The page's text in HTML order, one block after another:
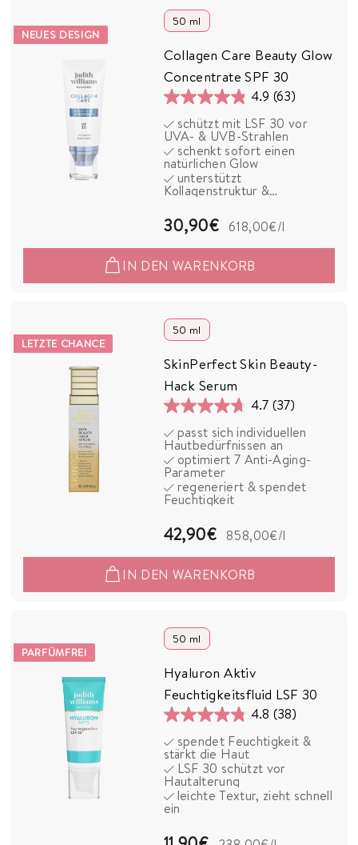
NEUES DESIGN
50 ml
Collagen Care Beauty Glow
Concentrate SPF 30
4.9 (63)
4.9
von
5
Sternen.
63
schützt mit LSF 30 vor
UVA- & UVB-Strahlen
schenkt sofort einen
natürlichen Glow
unterstützt
Kollagenstruktur &
Hautfestigkeit
30,90€3
0
,
618,00€/l
IN DEN WARENKORB
LETZTE CHANCE
50 ml
SkinPerfect Skin Beauty-
Hack Serum
4.7 (37)
4.7
von
5
Sternen.
37
passt sich individuellen
Hautbedürfnissen an
optimiert 7 Anti-Aging-
Parameter
regeneriert & spendet
Feuchtigkeit
42,90€4
2
,
858,00€/l
IN DEN WARENKORB
PARFÜMFREI
50 ml
Hyaluron Aktiv
Feuchtigkeitsfluid LSF 30
4.8 (38)
4.8
von
5
Sternen.
38
spendet Feuchtigkeit &
stärkt die Haut
LSF 30 schützt vor
Hautalterung
leichte Textur, zieht schnell
ein